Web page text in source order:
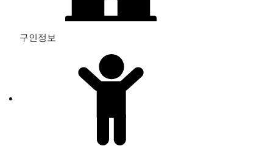
구인정보